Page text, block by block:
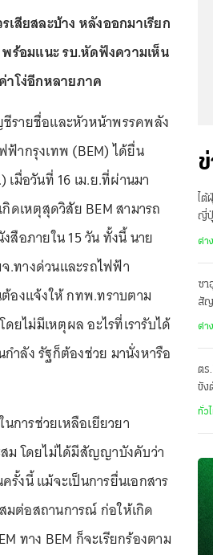
สียสละบ้าง หลังออกมาเรียก
ร้อมแนะ รบ.หัดฟังความเห็น
โง่อีกหลายภาค
รายชื่อและหัวหน้าพรรคพลัง
ากรุงเทพ (BEM) ได้ยื่น
มื่อวันที่ 16 เม.ย.ที่ผ่านมา
ดเหตุสุดวิสัย BEM สามารถ
สือภายใน 15 วัน ทั้งนี้ นาย
ทางด่วนและรถไฟฟ้า
ต้องแจ้งให้ กทพ.ทราบตาม
ไม่มีเหตุผล อะไรที่เรารับได้
ำลัง รัฐก็ต้องช่วย มานั่งหารือ
การช่วยเหลือเยียวยา
ม โดยไม่ได้มีสัญญาบังคับว่า
งนี้ แม้จะเป็นการยื่นเอกสาร
มต่อสถานการณ์ ก่อให้เกิด
ทาง BEM ก็จะเรียกร้องตาม
ไต้
ญี่ปุ่
อ
ต่า
ซ
สั
เ
ต่า
ตร
ขัง
อั
ทั่ว